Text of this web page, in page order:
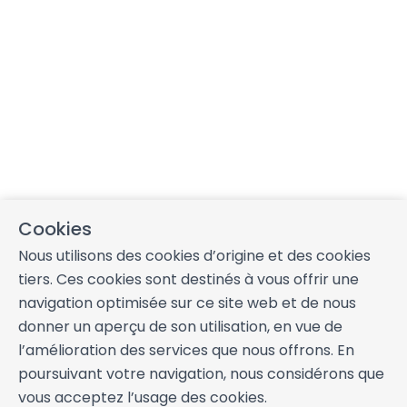
Cookies
Nous utilisons des cookies d’origine et des cookies
tiers. Ces cookies sont destinés à vous offrir une
navigation optimisée sur ce site web et de nous
donner un aperçu de son utilisation, en vue de
l’amélioration des services que nous offrons. En
poursuivant votre navigation, nous considérons que
vous acceptez l’usage des cookies.
connaître le type référez vous au livret d’accueil et livret
Vaisselle :La vaisselle est adaptée à + ou - 25 personnes
avec tout le nécessaire pour dresser une belle table. (Cf
livret inventaire)
Produits :
Une éponge, un torchon, un rouleau de papier
toilette par WC, un peu de liquide vaisselle, et 2 ou 3